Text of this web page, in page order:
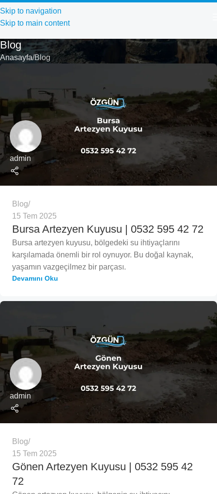
Skip to navigation
Skip to main content
Blog
Anasayfa Blog
admin
Blog
15 Tem 2025
Bursa Artezyen Kuyusu | 0532 595 42 72
Bursa artezyen kuyusu, bölgedeki su ihtiyaçlarını
karşılamada önemli bir rol oynuyor. Bu doğal kaynak,
yaşamın vazgeçilmez bir parçası.
Devamını Oku
admin
Blog
15 Tem 2025
Gönen Artezyen Kuyusu | 0532 595 42
72